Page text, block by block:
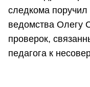
следкома поручил
ведомства Олегу
проверок,
педагога к